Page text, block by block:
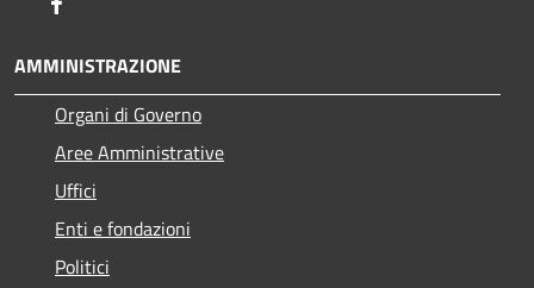
AMMINISTRAZIONE
Organi di Governo
Aree Amministrative
Uffici
Enti e fondazioni
Politici